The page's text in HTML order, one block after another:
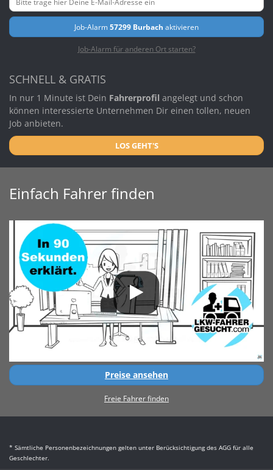
Job-Alarm57299 Burbach aktivieren
Job-Alarm für anderen Ort starten?
SCHNELL & GRATIS
In nur 1 Minute ist Dein Fahrerprofil angelegt und schon
können interessierte Unternehmen Dir einen tollen, neuen
Job anbieten.
LOS GEHT'S
Einfach Fahrer finden
Preise ansehen
Freie Fahrer finden
* Sämtliche Personenbezeichnungen gelten unter Berücksichtigung des AGG für alle
Geschlechter.